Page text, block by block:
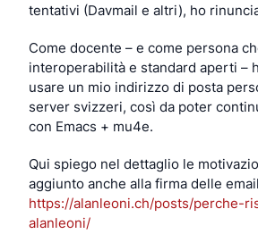
tentativi (Davmail e altri), ho
Come docente – e come persona
interoperabilità e standard aperti –
usare un mio indirizzo di posta
server svizzeri, così da poter
con Emacs + mu4e.
Qui spiego nel dettaglio le
https://alanleoni.ch/posts/perche-
alanleoni/